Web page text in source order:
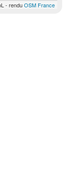
- renduOSM France